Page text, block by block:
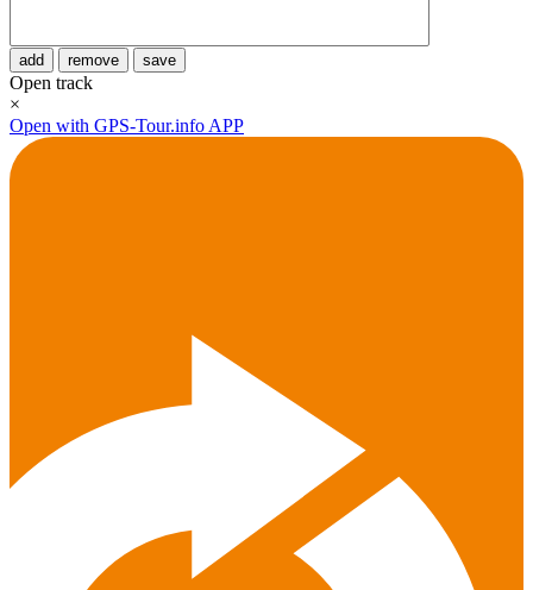
add remove save
Open track
×
Open with GPS-Tour.info APP